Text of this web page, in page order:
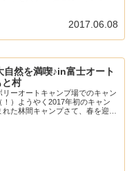
2017.06.08
自然を満喫♪in富士オート
と村
ーオートキャンプ場でのキャン
！）ようやく2017年初のキャン
た林間キャンプさて、春を迎え